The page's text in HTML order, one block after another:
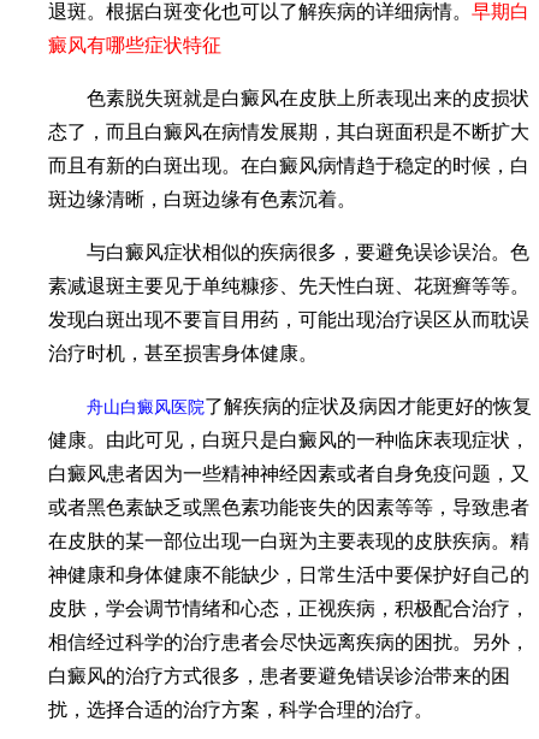
退斑。根据白斑变化也可以了解疾病的详细病情。 早期白
癜风有哪些症状特征
色素脱失斑就是白癜风在皮肤上所表现出来的皮损状
态了，而且白癜风在病情发展期，其白斑面积是不断扩大
而且有新的白斑出现。在白癜风病情趋于稳定的时候，白
斑边缘清晰，白斑边缘有色素沉着。
与白癜风症状相似的疾病很多，要避免误诊误治。色
素减退斑主要见于单纯糠疹、先天性白斑、花斑癣等等。
发现白斑出现不要盲目用药，可能出现治疗误区从而耽误
治疗时机，甚至损害身体健康。
舟山白癜风医院了解疾病的症状及病因才能更好的恢复
健康。由此可见，白斑只是白癜风的一种临床表现症状，
白癜风患者因为一些精神神经因素或者自身免疫问题，又
或者黑色素缺乏或黑色素功能丧失的因素等等，导致患者
在皮肤的某一部位出现一白斑为主要表现的皮肤疾病。精
神健康和身体健康不能缺少，日常生活中要保护好自己的
皮肤，学会调节情绪和心态，正视疾病，积极配合治疗，
相信经过科学的治疗患者会尽快远离疾病的困扰。另外，
白癜风的治疗方式很多，患者要避免错误诊治带来的困
扰，选择合适的治疗方案，科学合理的治疗。